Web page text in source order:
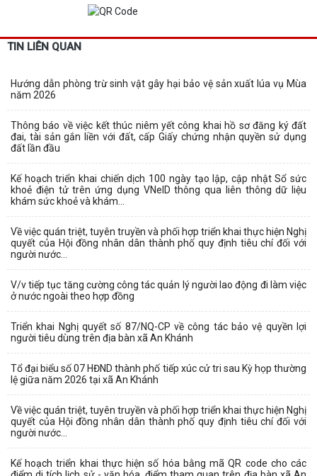
TIN LIÊN QUAN
Hướng dẫn phòng trừ sinh vật gây hại bảo vệ sản xuất lúa vụ Mùa
năm 2026
Thông báo về việc kết thúc niêm yết công khai hồ sơ đăng ký đất
đai, tài sản gắn liền với đất, cấp Giấy chứng nhận quyền sử dụng
đất lần đầu
Kế hoạch triển khai chiến dịch 100 ngày tạo lập, cập nhật Sổ sức
khoẻ điện tử trên ứng dụng VNeID thông qua liên thông dữ liệu
khám sức khoẻ và khám...
Về việc quán triệt, tuyên truyền và phối hợp triển khai thực hiện Nghị
quyết của Hội đồng nhân dân thành phố quy định tiêu chí đối với
người nước...
V/v tiếp tục tăng cường công tác quản lý người lao động đi làm việc
ở nước ngoài theo hợp đồng
Triển khai Nghị quyết số 87/NQ-CP về công tác bảo vệ quyền lợi
người tiêu dùng trên địa bàn xã An Khánh
Tổ đại biểu số 07 HĐND thành phố tiếp xúc cử tri sau Kỳ họp thường
lệ giữa năm 2026 tại xã An Khánh
Về việc quán triệt, tuyên truyền và phối hợp triển khai thực hiện Nghị
quyết của Hội đồng nhân dân thành phố quy định tiêu chí đối với
người nước...
Kế hoạch triển khai thực hiện số hóa bằng mã QR code cho các